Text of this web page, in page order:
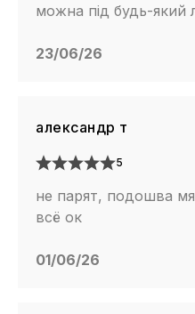
можна під будь-який
23/06/26
александр т
5
не парят, подошва
всё ок
01/06/26